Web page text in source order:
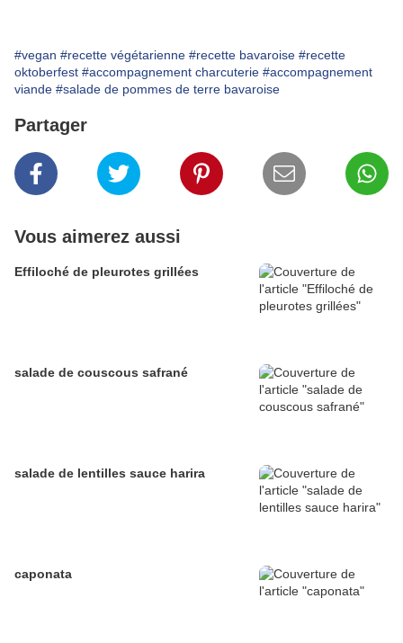
#vegan #recette végétarienne #recette bavaroise #recette
oktoberfest #accompagnement charcuterie #accompagnement
viande #salade de pommes de terre bavaroise
Partager
Vous aimerez aussi
Effiloché de pleurotes grillées
salade de couscous safrané
salade de lentilles sauce harira
caponata